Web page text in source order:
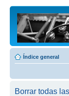
Índice general
Borrar todas